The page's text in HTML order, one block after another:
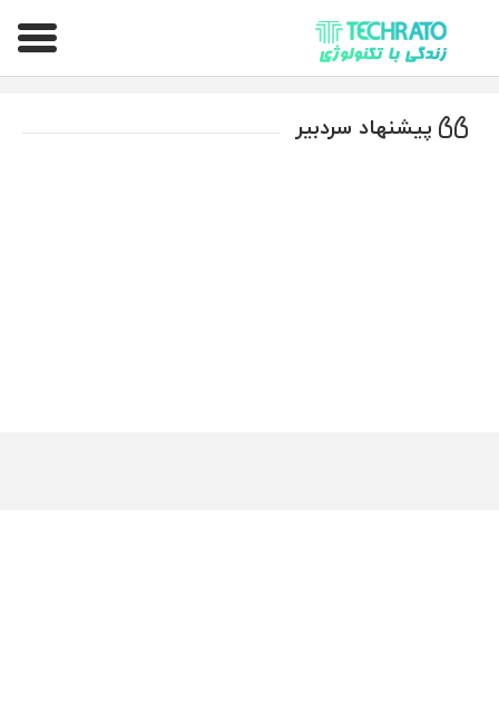
تکراتو – زندگی با تکنولوژی
پیشنهاد سردبیر